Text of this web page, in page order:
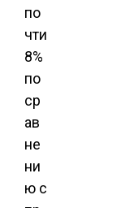
по
чти
8%
по
ср
ав
не
ни
ю с